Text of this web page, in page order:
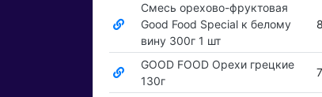
Смесь орехово-фруктовая
Good Food Special к белому
вину 300г 1 шт
GOOD FOOD Орехи грецкие
130г